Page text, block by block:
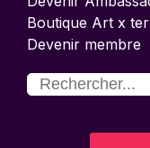
Boutique Art x
Devenir membre